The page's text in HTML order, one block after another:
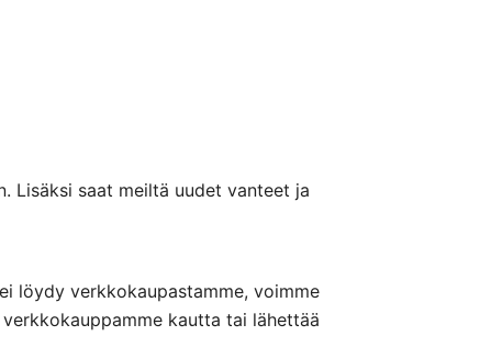
Lisäksi saat meiltä uudet vanteet ja
löydy verkkokaupastamme, voimme
kautta tai lähettää